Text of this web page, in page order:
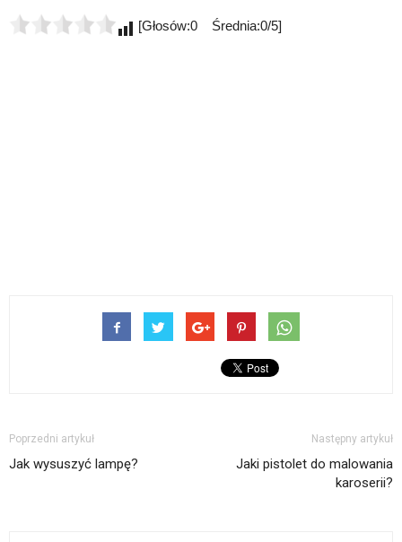
[Głosów:0 Średnia:0/5]
Poprzedni artykuł
Jak wysuszyć lampę?
Następny artykuł
Jaki pistolet do malowania
karoserii?